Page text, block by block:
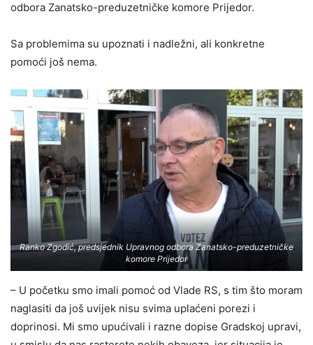
odbora Zanatsko-preduzetničke komore Prijedor.
Sa problemima su upoznati i nadležni, ali konkretne
pomoći još nema.
Ranko Zgodić, predsjednik Upravnog odbora Zanatsko-preduzetničke
komore Prijedor
– U početku smo imali pomoć od Vlade RS, s tim što moram
naglasiti da još uvijek nisu svima uplaćeni porezi i
doprinosi. Mi smo upućivali i razne dopise Gradskoj upravi,